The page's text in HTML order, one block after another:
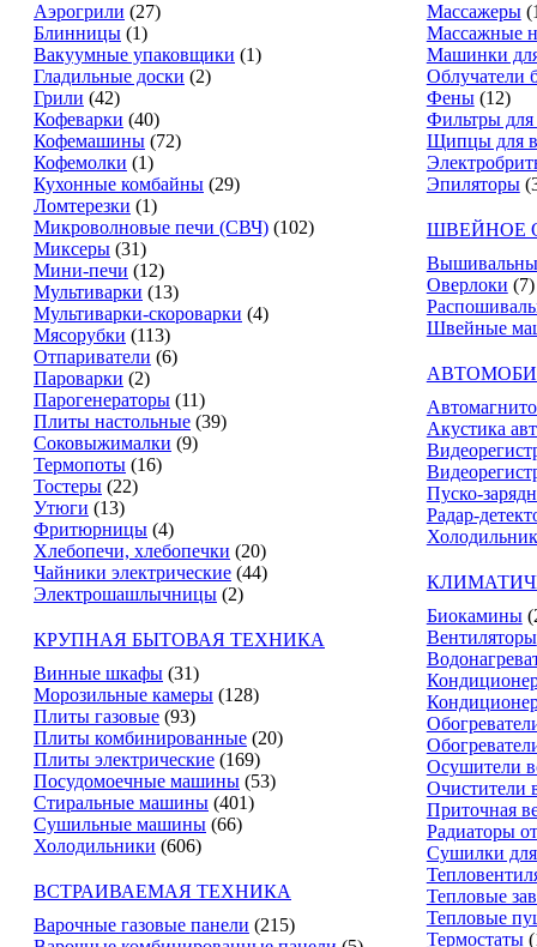
Аэрогрили (27)
Блинницы (1)
Вакуумные упаковщики (1)
Гладильные доски (2)
Грили (42)
Кофеварки (40)
Кофемашины (72)
Кофемолки (1)
Кухонные комбайны (29)
Ломтерезки (1)
Микроволновые печи (СВЧ) (102)
Миксеры (31)
Мини-печи (12)
Мультиварки (13)
Мультиварки-скороварки (4)
Мясорубки (113)
Отпариватели (6)
Пароварки (2)
Парогенераторы (11)
Плиты настольные (39)
Соковыжималки (9)
Термопоты (16)
Тостеры (22)
Утюги (13)
Фритюрницы (4)
Хлебопечи, хлебопечки (20)
Чайники электрические (44)
Электрошашлычницы (2)
КРУПНАЯ БЫТОВАЯ ТЕХНИКА
Винные шкафы (31)
Морозильные камеры (128)
Плиты газовые (93)
Плиты комбинированные (20)
Плиты электрические (169)
Посудомоечные машины (53)
Стиральные машины (401)
Сушильные машины (66)
Холодильники (606)
ВСТРАИВАЕМАЯ ТЕХНИКА
Варочные газовые панели (215)
Массажеры
Массажные
Машинки
Облучатели
Фены (12)
Фильтры
Щипцы для
Эпиляторы
ШВЕЙНОЕ
Оверлоки (7)
Швейные
Акустика
Пуско-
Радар-
Биокамины
Вентиляторы
Осушители
Очистители
Приточная
Радиаторы
Сушилки
Тепловые
Тепловые
Термостаты